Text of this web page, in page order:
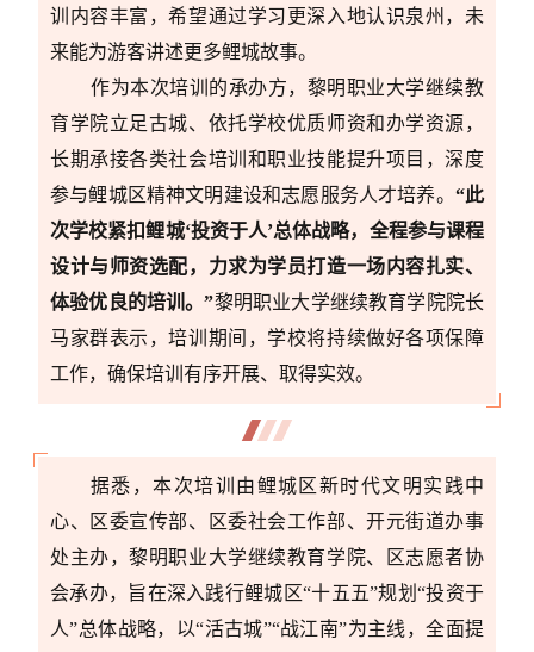
训内容丰富，希望通过学习更深入地认识泉州，未
来能为游客讲述更多鲤城故事。
作为本次培训的承办方，黎明职业大学继续教
育学院立足古城、依托学校优质师资和办学资源，
长期承接各类社会培训 和职业技能提升项目，深度
参与鲤城区精神文明建设和志愿服务人才培养。 “此
次学校紧扣鲤城‘投资于人’总体战略，全程参与课程
设计与师资选配，力求为学员打造一场内容扎实、
体验优良的培训。”黎明职业大学继续教育学院院长
马家群表示，培训期间，学校将持续做好各项保障
工作，确保培训 有序开展、取得实效。
据悉，本次培训由鲤城区新时代文明实践中
心、区委宣传部、区委社会工作部、开元街道办事
处主办，黎明职业大学继续教育学院、区志愿者协
会承办，旨在深入践行鲤城区“十五五”规划“投资于
人”总体战略，以“活古城”“战江南”为主线，全面提